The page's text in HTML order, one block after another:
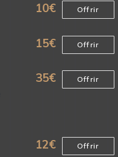
10€ Offrir
15€ Offrir
35€ Offrir
12€ Offrir